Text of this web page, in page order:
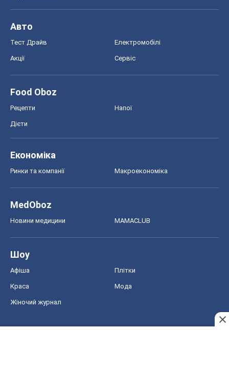
Авто
Тест Драйв Електромобілі
Акції Сервіс
Food Oboz
Рецепти Напої
Дієти
Економіка
Ринки та компанії Макроекономіка
MedOboz
Новини медицини MAMACLUB
Шоу
Афіша Плітки
Краса Мода
Жіночий журнал